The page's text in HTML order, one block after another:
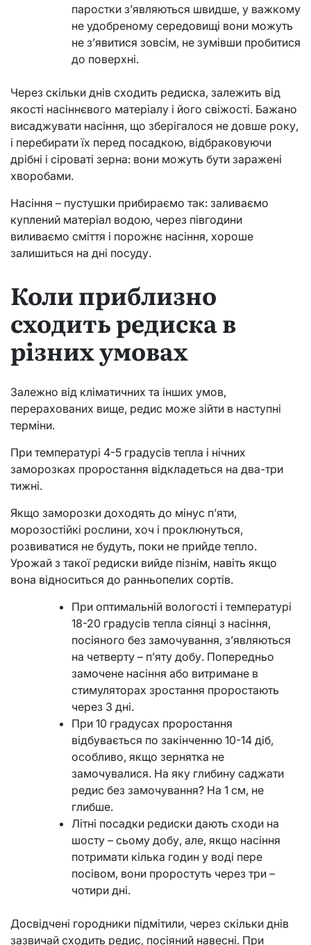
паростки з’являються швидше, у важкому
не удобреному середовищі вони можуть
не з’явитися зовсім, не зумівши пробитися
до поверхні.
Через скільки днів сходить редиска, залежить від
якості насіннєвого матеріалу і його свіжості. Бажано
висаджувати насіння, що зберігалося не довше року,
і перебирати їх перед посадкою, відбраковуючи
дрібні і сіроваті зерна: вони можуть бути заражені
хворобами.
Насіння – пустушки прибираємо так: заливаємо
куплений матеріал водою, через півгодини
виливаємо сміття і порожнє насіння, хороше
залишиться на дні посуду.
Коли приблизно
сходить редиска в
різних умовах
Залежно від кліматичних та інших умов,
перерахованих вище, редис може зійти в наступні
терміни.
При температурі 4-5 градусів тепла і нічних
заморозках проростання відкладеться на два-три
тижні.
Якщо заморозки доходять до мінус п’яти,
морозостійкі рослини, хоч і проклюнуться,
розвиватися не будуть, поки не прийде тепло.
Урожай з такої редиски вийде пізнім, навіть якщо
вона відноситься до ранньопелих сортів.
При оптимальній вологості і температурі
18-20 градусів тепла сіянці з насіння,
посіяного без замочування, з’являються
на четверту – п’яту добу. Попередньо
замочене насіння або витримане в
стимуляторах зростання проростають
через 3 дні.
При 10 градусах проростання
відбувається по закінченню 10-14 діб,
особливо, якщо зернятка не
замочувалися. На яку глибину саджати
редис без замочування? На 1 см, не
глибше.
Літні посадки редиски дають сходи на
шосту – сьому добу, але, якщо насіння
потримати кілька годин у воді пере
посівом, вони проростуть через три –
чотири дні.
Досвідчені городники підмітили, через скільки днів
зазвичай сходить редис, посіяний навесні. При